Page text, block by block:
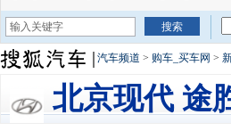
汽车频道 > 购车_买车网 >
北京现代 途